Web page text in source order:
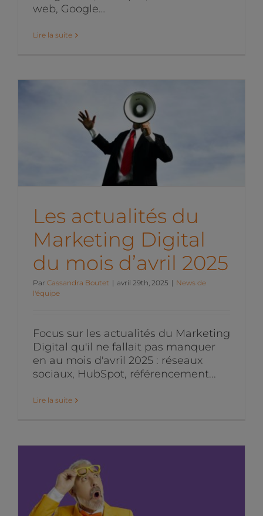
web, Google…
Lire la suite
Les actualités du
Marketing Digital du mois
d’avril 2025
News de l'équipe
Les actualités du
Marketing Digital
du mois d’avril 2025
Par Cassandra Boutet | avril 29th, 2025 | News de
l'équipe
Focus sur les actualités du Marketing
Digital qu'il ne fallait pas manquer
en au mois d'avril 2025 : réseaux
sociaux, HubSpot, référencement...
Lire la suite
Les actualités du
Marketing Digital de mars